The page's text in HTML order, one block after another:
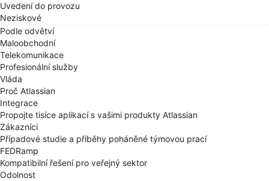
Uvedení do provozu
Neziskové
Podle odvětví
Maloobchodní
Telekomunikace
Profesionální služby
Vláda
Proč Atlassian
Integrace
Propojte tisíce aplikací s vašimi produkty Atlassian
Zákazníci
Případové studie a příběhy poháněné týmovou prací
FEDRamp
Kompatibilní řešení pro veřejný sektor
Odolnost